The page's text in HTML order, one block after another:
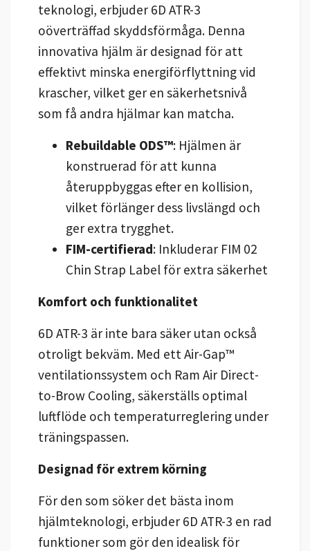
teknologi, erbjuder 6D ATR-3
oöverträffad skyddsförmåga. Denna
innovativa hjälm är designad för att
effektivt minska energiförflyttning vid
krascher, vilket ger en säkerhetsnivå
som få andra hjälmar kan matcha.
Rebuildable ODS™: Hjälmen är
konstruerad för att kunna
återuppbyggas efter en kollision,
vilket förlänger dess livslängd och
ger extra trygghet.
FIM-certifierad: Inkluderar FIM 02
Chin Strap Label för extra säkerhet
Komfort och funktionalitet
6D ATR-3 är inte bara säker utan också
otroligt bekväm. Med ett Air-Gap™
ventilationssystem och Ram Air Direct-
to-Brow Cooling, säkerställs optimal
luftflöde och temperaturreglering under
träningspassen.
Designad för extrem körning
För den som söker det bästa inom
hjälmteknologi, erbjuder 6D ATR-3 en rad
funktioner som gör den idealisk för